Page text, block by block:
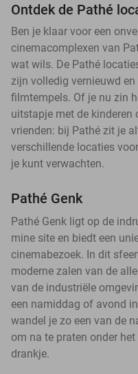
Ontdek de Pathé
Ben je klaar voor een
cinemacomplexen van
wat wils. De Pathé
zijn volledig vernieuwd
filmtempels. Of je nu zin
uitstapje met de kinderen
vrienden: bij Pathé zit je
verschillende locaties
je kunt verwachten.
Pathé Genk
Pathé Genk ligt op de
mine site en biedt een
cinemabezoek. In dit
moderne zalen van de
van de industriële
een namiddag of avond
wandel je zo een van de
om na te praten onder
drankje.